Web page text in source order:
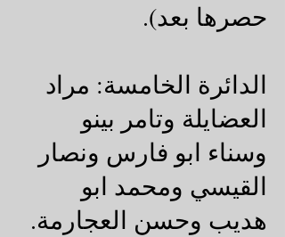
حصرها بعد).
الدائرة الخامسة: مراد
العضايلة وتامر بينو
وسناء ابو فارس ونصار
القيسي ومحمد ابو
هديب وحسن العجارمة.